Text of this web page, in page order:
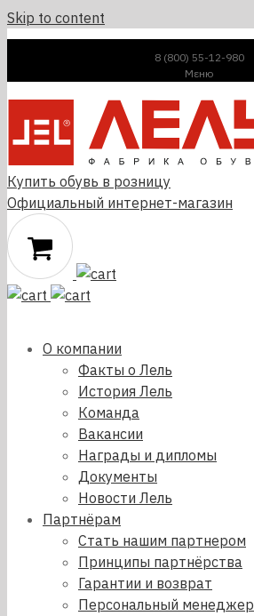
Skip to content
8 (800) 55-12-980
Μεню
Купить обувь в розницу
Официальный интернет-магазин
О компании
Факты о Лель
История Лель
Команда
Вакансии
Награды и дипломы
Документы
Новости Лель
Партнёрам
Стать нашим партнером
Принципы партнёрства
Гарантии и возврат
Персональный менеджер